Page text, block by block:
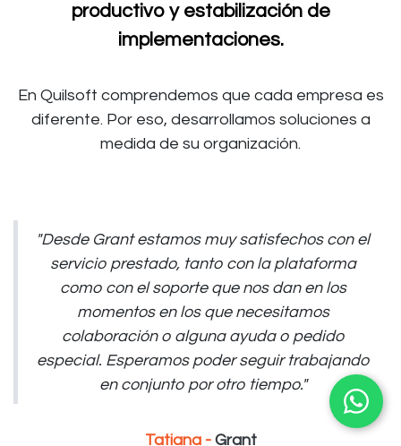
productivo y estabilización de
implementaciones.
En Quilsoft comprendemos que cada empresa es
diferente. Por eso, desarrollamos soluciones a
medida de su organización.
"Desde Grant estamos muy satisfechos con el
servicio prestado, tanto con la plataforma
como con el soporte que nos dan en los
momentos en los que necesitamos
colaboración o alguna ayuda o pedido
especial. Esperamos poder seguir trabajando
en conjunto por otro tiempo."
Tatiana - Grant